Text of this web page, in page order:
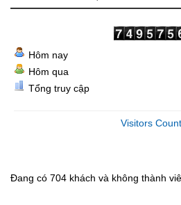
Hôm nay
Hôm qua
Tổng truy cập
Visitors
Đang có 704 khách và không thành